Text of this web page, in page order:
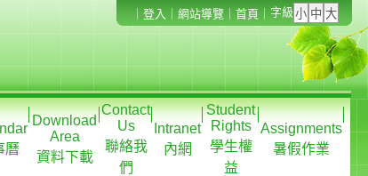
登入 網站導覽 首頁 字級
曆
Download
Area
資料下載
Contact
Us
聯絡我
們
Intranet
內網
Student
Rights
學生權
益
Assignments
暑假作業